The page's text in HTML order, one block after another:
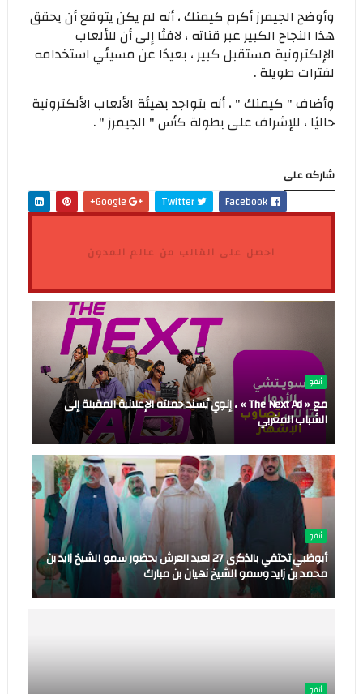
وأوضح الجيمرز أكرم كيمنك ، أنه لم يكن يتوقع أن يحقق
هذا النجاح الكبير عبر قناته ، لافتًا إلى أن للألعاب
الإلكترونية مستقبل كبير ، بعيدًا عن مسيئي استخدامه
لفترات طويلة .
وأضاف " كيمنك " ، أنه يتواجد بهيئة الألعاب الألكترونية
حاليًا ، للإشراف على بطولة كأس " الجيمرز " .
شاركه على
Facebook
Twitter
احصل على القالب من عالم المدون
أنفو
مع « The Next Ad » ، إنوي يُسند حملته الإعلانية المقبلة إلى
الشباب المغربي
أنفو
أبوظبي تحتفي بالذكرى 27 لعيد العرش بحضور سمو الشيخ زايد بن
محمد بن زايد وسمو الشيخ نهيان بن مبارك
أنفو